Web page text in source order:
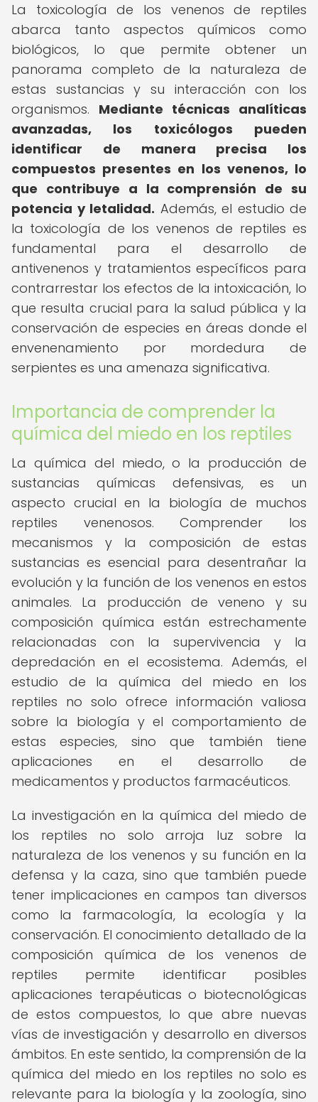
La toxicología de los venenos de reptiles
abarca tanto aspectos químicos como
biológicos, lo que permite obtener un
panorama completo de la naturaleza de
estas sustancias y su interacción con los
organismos. Mediante técnicas analíticas
avanzadas, los toxicólogos pueden
identificar de manera precisa los
compuestos presentes en los venenos, lo
que contribuye a la comprensión de su
potencia y letalidad. Además, el estudio de
la toxicología de los venenos de reptiles es
fundamental para el desarrollo de
antivenenos y tratamientos específicos para
contrarrestar los efectos de la intoxicación, lo
que resulta crucial para la salud pública y la
conservación de especies en áreas donde el
envenenamiento por mordedura de
serpientes es una amenaza significativa.
Importancia de comprender la
química del miedo en los reptiles
La química del miedo, o la producción de
sustancias químicas defensivas, es un
aspecto crucial en la biología de muchos
reptiles venenosos. Comprender los
mecanismos y la composición de estas
sustancias es esencial para desentrañar la
evolución y la función de los venenos en estos
animales. La producción de veneno y su
composición química están estrechamente
relacionadas con la supervivencia y la
depredación en el ecosistema. Además, el
estudio de la química del miedo en los
reptiles no solo ofrece información valiosa
sobre la biología y el comportamiento de
estas especies, sino que también tiene
aplicaciones en el desarrollo de
medicamentos y productos farmacéuticos.
La investigación en la química del miedo de
los reptiles no solo arroja luz sobre la
naturaleza de los venenos y su función en la
defensa y la caza, sino que también puede
tener implicaciones en campos tan diversos
como la farmacología, la ecología y la
conservación. El conocimiento detallado de la
composición química de los venenos de
reptiles permite identificar posibles
aplicaciones terapéuticas o biotecnológicas
de estos compuestos, lo que abre nuevas
vías de investigación y desarrollo en diversos
ámbitos. En este sentido, la comprensión de la
química del miedo en los reptiles no solo es
relevante para la biología y la zoología, sino